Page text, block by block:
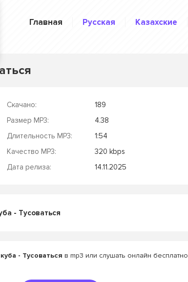
Главная Русская Казахские
Скачано:
189
Размер MP3:
4.38
Длительность MP3:
1:54
Качество MP3:
320 kbps
Дата релиза:
14.11.2025
- Тусоваться
- Тусоваться в mp3 или слушать онлайн бесплатно